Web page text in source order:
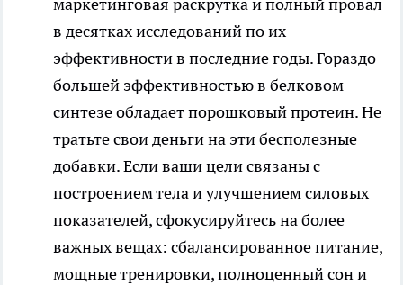
в десятках исследований по их
эффективности в последние годы. Гораздо
большей эффективностью в белковом
синтезе обладает порошковый протеин. Не
тратьте свои деньги на эти бесполезные
добавки. Если ваши цели связаны с
построением тела и улучшением силовых
показателей, сфокусируйтесь на более
важных вещах: сбалансированное питание,
мощные тренировки, полноценный сон и